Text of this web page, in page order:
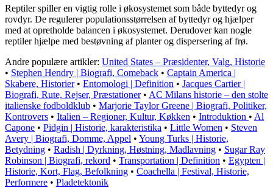
Reptiler spiller en vigtig rolle i økosystemet som både byttedyr og
rovdyr. De regulerer populationsstørrelsen af byttedyr og hjælper
med at opretholde balancen i økosystemet. Derudover kan nogle
reptiler hjælpe med bestøvning af planter og dispersering af frø.
Andre populære artikler: United States – Præsidenter, Valg, Historie
• Stephen Hendry | Biografi, Comeback • Captain America |
Skabere, Historier• Entomologi | Definition • Jacques Cartier |
Biografi, Rute, Rejser, Præstationer• AC Milans historie – den stolte
italienske fodboldklub • Marjorie Taylor Greene | Biografi, Politiker,
Kontrovers • Italien – Regioner, Kultur, Køkken • Introduktion • Al
Capone • Pidgin | Historie, karakteristika • Little Women • Steven
Avery | Biografi, Domme, Appel • Young Turks | Historie,
Betydning • Radish | Dyrkning, Høstning, Madlavning • Sugar Ray
Robinson | Biografi, rekord • Transportation | Definition • Egypten |
Historie, Kort, Flag, Befolkning • Coachella | Festival, Historie,
Performere • Pladetektonik